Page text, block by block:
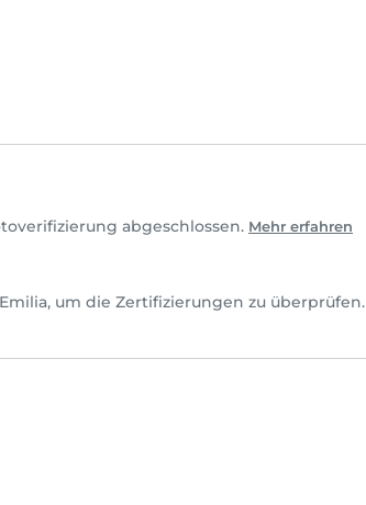
abgeschlossen. Mehr erfahren
um die Zertifizierungen zu überprüfen.